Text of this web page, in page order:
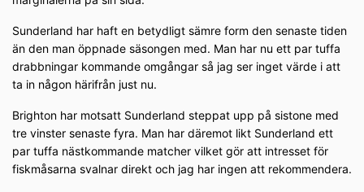
Sunderland har haft en betydligt sämre form den senaste tiden
än den man öppnade säsongen med. Man har nu ett par tuffa
drabbningar kommande omgångar så jag ser inget värde i att
ta in någon härifrån just nu.
Brighton har motsatt Sunderland steppat upp på sistone med
tre vinster senaste fyra. Man har däremot likt Sunderland ett
par tuffa nästkommande matcher vilket gör att intresset för
fiskmåsarna svalnar direkt och jag har ingen att rekommendera.